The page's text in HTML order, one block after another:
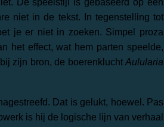
niet in de tekst. In tegenstelling tot
je er niet in zoeken. Simpel proza
het effect, wat hem parten speelde,
zijn bron, de boerenklucht Aulularia
Dat is gelukt, hoewel. Pas
is hij de logische lijn van verhaal